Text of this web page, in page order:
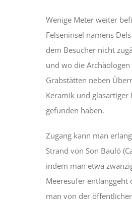
Wenige Meter weiter
Felseninsel namens
dem Besucher nicht
und wo die Archäologen
Grabstätten neben
Keramik und glasartiger
gefunden haben.
Zugang kann man
Strand von Son Bauló
indem man etwa
Meeresufer entlanggeht
man von der